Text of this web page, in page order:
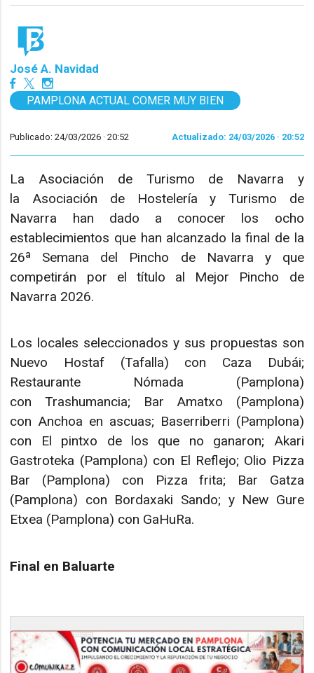
José A. Navidad
PAMPLONA ACTUAL COMER MUY BIEN
Publicado: 24/03/2026 ·20:52 Actualizado: 24/03/2026 · 20:52
La Asociación de Turismo de Navarra y
la Asociación de Hostelería y Turismo de
Navarra han dado a conocer los ocho
establecimientos que han alcanzado la final de la
26ª Semana del Pincho de Navarra y que
competirán por el título al Mejor Pincho de
Navarra 2026.
Los locales seleccionados y sus propuestas son
Nuevo Hostaf (Tafalla) con Caza Dubái;
Restaurante Nómada (Pamplona)
con Trashumancia; Bar Amatxo (Pamplona)
con Anchoa en ascuas; Baserriberri (Pamplona)
con El pintxo de los que no ganaron; Akari
Gastroteka (Pamplona) con El Reflejo; Olio Pizza
Bar (Pamplona) con Pizza frita; Bar Gatza
(Pamplona) con Bordaxaki Sando; y New Gure
Etxea (Pamplona) con GaHuRa.
Final en Baluarte